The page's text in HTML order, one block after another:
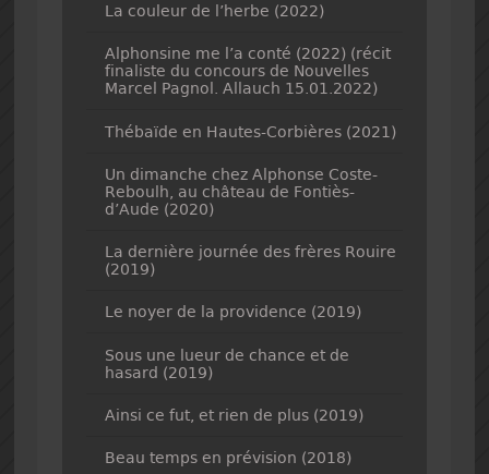
La couleur de l’herbe (2022)
Alphonsine me l’a conté (2022) (récit
finaliste du concours de Nouvelles
Marcel Pagnol. Allauch 15.01.2022)
Thébaïde en Hautes-Corbières (2021)
Un dimanche chez Alphonse Coste-
Reboulh, au château de Fontiès-
d’Aude (2020)
La dernière journée des frères Rouire
(2019)
Le noyer de la providence (2019)
Sous une lueur de chance et de
hasard (2019)
Ainsi ce fut, et rien de plus (2019)
Beau temps en prévision (2018)